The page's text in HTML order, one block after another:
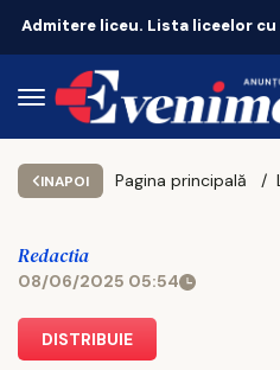
INAPOI Pagina principală
Redactia
08/06/2025 05:54
DISTRIBUIE